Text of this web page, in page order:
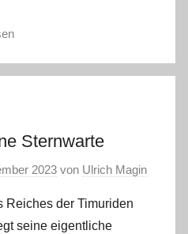
Sternwarte
2023 von Ulrich Magin
Reiches der Timuriden
seine eigentliche